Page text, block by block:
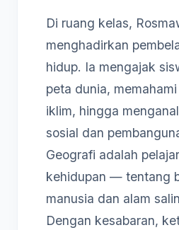
Di ruang kelas,
menghadirkan
hidup. Ia mengajak
peta dunia,
iklim, hingga
sosial dan
Geografi adalah
kehidupan — tentang
manusia dan alam
Dengan kesabaran,